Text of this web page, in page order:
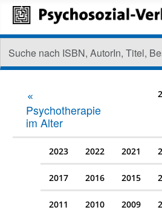
Psychotherapie
im Alter
2023 2022 2021
2017 2016 2015
2011 2010 2009